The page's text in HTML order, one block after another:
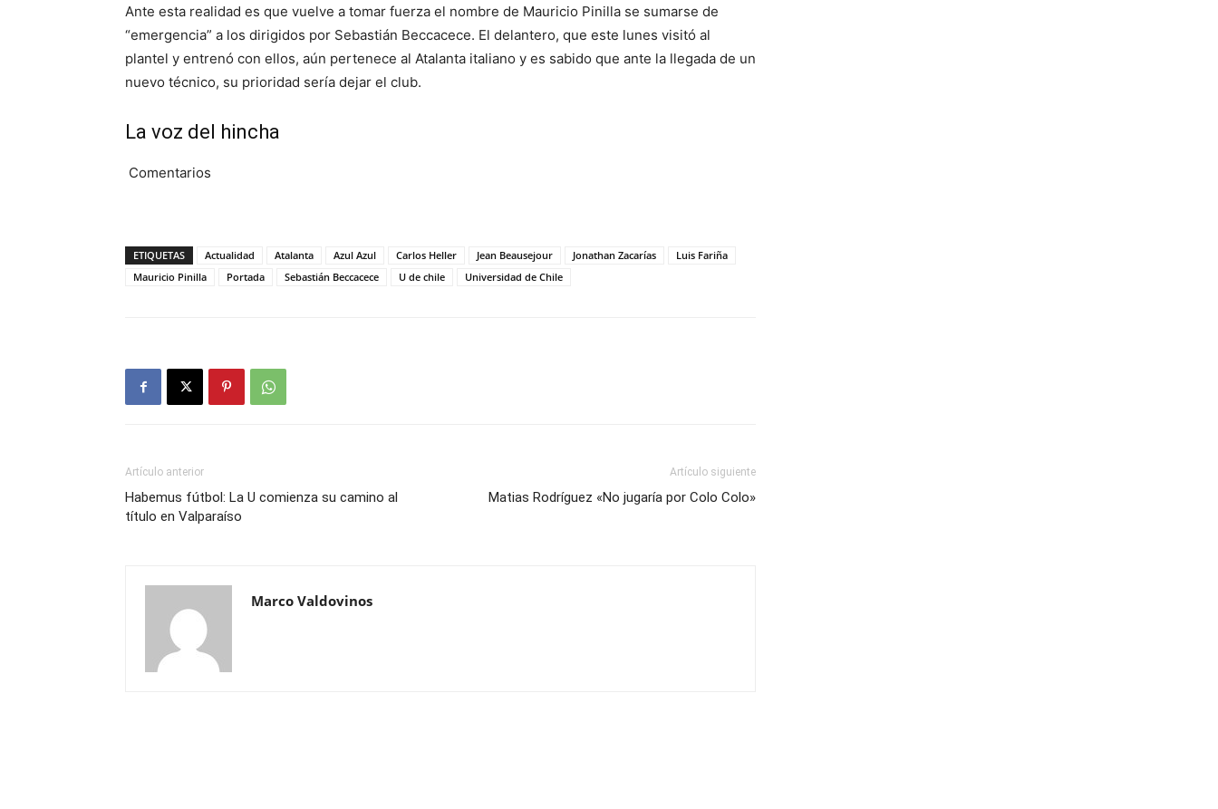
Ante esta realidad es que vuelve a tomar fuerza el nombre de Mauricio Pinilla se sumarse de
“emergencia” a los dirigidos por Sebastián Beccacece. El delantero, que este lunes visitó al
plantel y entrenó con ellos, aún pertenece al Atalanta italiano y es sabido que ante la llegada de un
nuevo técnico, su prioridad sería dejar el club.
La voz del hincha
Comentarios
ETIQUETAS Actualidad Atalanta Azul Azul Carlos Heller Jean Beausejour Jonathan Zacarías
Luis Fariña
Mauricio Pinilla
Portada Sebastián Beccacece U de chile Universidad de Chile
Artículo anterior
Habemus fútbol: La U comienza su camino al
título en Valparaíso
Artículo siguiente
Matias Rodríguez «No jugaría por Colo Colo»
Marco Valdovinos